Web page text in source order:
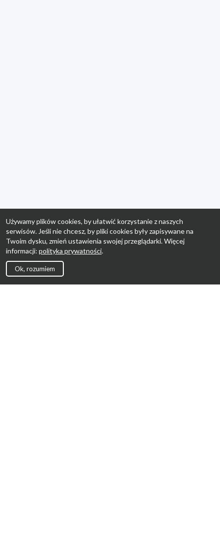
Używamy plików cookies, by ułatwić korzystanie z naszych
serwisów. Jeśli nie chcesz, by pliki cookies były zapisywane na
Twoim dysku, zmień ustawienia swojej przeglądarki. Więcej
informacji: polityka prywatności.
Ok, rozumiem